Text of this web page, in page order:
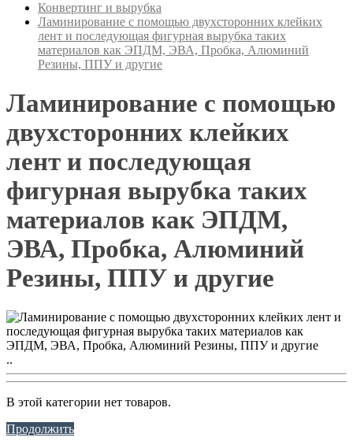
Конвертинг и вырубка
Ламинирование с помощью двухсторонних клейких
лент и последующая фигурная вырубка таких
материалов как ЭПДМ, ЭВА, Пробка, Алюминий
Резины, ППУ и другие
Ламинирование с помощью
двухсторонних клейких
лент и последующая
фигурная вырубка таких
материалов как ЭПДМ,
ЭВА, Пробка, Алюминий
Резины, ППУ и другие
..
В этой категории нет товаров.
Продолжить